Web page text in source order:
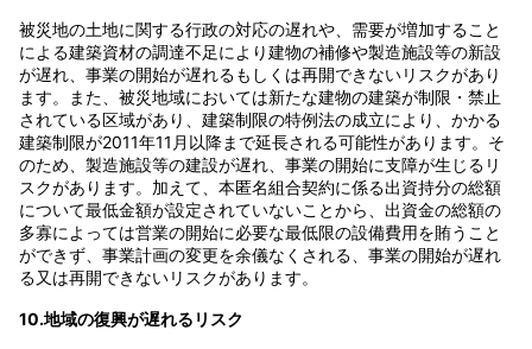
被災地の土地に関する行政の対応の遅れや、需要が増加すること
による建築資材の調達不足により建物の補修や製造施設等の新設
が遅れ、事業の開始が遅れるもしくは再開できないリスクがあり
ます。また、被災地域においては新たな建物の建築が制限・禁止
されている区域があり、建築制限の特例法の成立により、かかる
建築制限が2011年11月以降まで延長される可能性があります。そ
のため、製造施設等の建設が遅れ、事業の開始に支障が生じるリ
スクがあります。加えて、本匿名組合契約に係る出資持分の総額
について最低金額が設定されていないことから、出資金の総額の
多寡によっては営業の開始に必要な最低限の設備費用を賄うこと
ができず、事業計画の変更を余儀なくされる、事業の開始が遅れ
る又は再開できないリスクがあります。
10.地域の復興が遅れるリスク